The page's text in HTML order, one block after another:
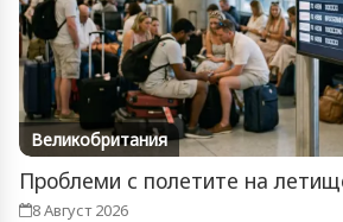
Великобритания
Проблеми с полетите на
8 Август 2026